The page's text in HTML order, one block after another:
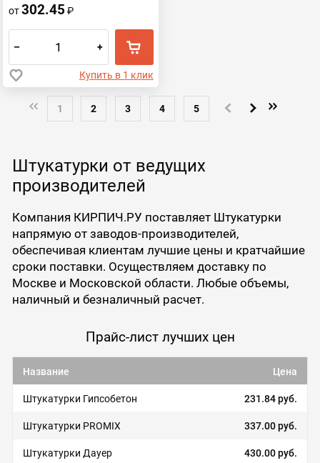
от302.45 ₽
– +
Купить в 1 клик
1 2 3 4 5
Штукатурки от ведущих
производителей
Компания КИРПИЧ.РУ поставляет Штукатурки
напрямую от заводов-производителей,
обеспечивая клиентам лучшие цены и кратчайшие
сроки поставки. Осуществляем доставку по
Москве и Московской области. Любые объемы,
наличный и безналичный расчет.
Прайс-лист лучших цен
Название Цена
Штукатурки Гипсобетон 231.84 руб.
Штукатурки PROMIX 337.00 руб.
Штукатурки Дауер 430.00 руб.